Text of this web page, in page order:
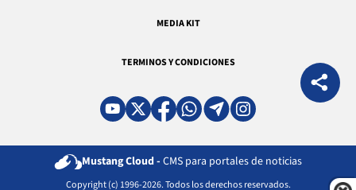
MEDIA KIT
TERMINOS Y CONDICIONES
Mustang Cloud - CMS para portales de noticias
Copyright (c) 1996-2026. Todos los derechos reservados.